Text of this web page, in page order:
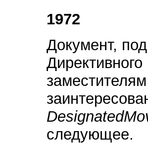
1972
Документ,
Designated
следующее.